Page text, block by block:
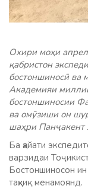
Охири моҳи
қабристон
бостоншиносӣ
Академияи
бостоншиносии
ва омӯзиши он
шаҳри Панҷакент
Ба ҳайати
варзидаи
Бостоншиносон
таҳқиқ менамоянд.